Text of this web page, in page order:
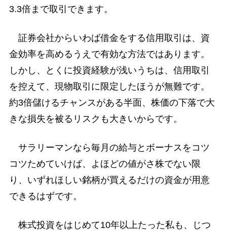
3.3倍まで取引できます。
証券会社からいわば借金をする信用取引は、資
金効率を高めるうえで有効な方法ではあります。
しかし、とくに投資経験が浅いうちは、信用取引
を控えて、現物取引に限定したほうが無難です。
約3倍儲けるチャンスがある半面、株価の下落で大
きな損失を被るリスクも大きいからです。
サラリーマンなら毎月の給与とボーナスをコツ
コツためていけば、よほどの値がさ株でない限
り、いずれほしい銘柄が買えるだけの資金が用意
できるはずです。
株式投資をはじめて10年以上たった私も、じつ